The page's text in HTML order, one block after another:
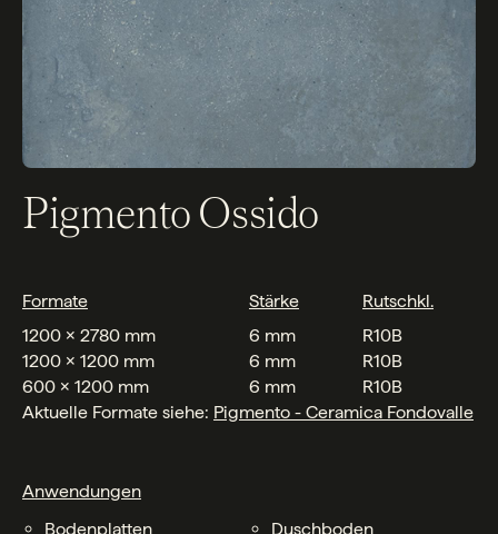
Pigmento Ossido
Formate Stärke
Rutschkl.
1200 x 2780 mm
6 mm
R10B
1200 x 1200 mm
6 mm
R10B
600 x 1200 mm
6 mm
R10B
Aktuelle Formate siehe: Pigmento - Ceramica Fondovalle
Anwendungen
Bodenplatten
Duschboden